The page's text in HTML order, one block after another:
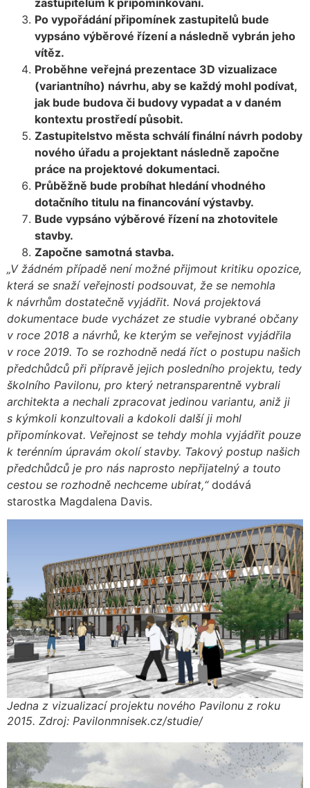
Po vypořádání připomínek zastupitelů bude
vypsáno výběrové řízení a následně vybrán jeho
vítěz.
Proběhne veřejná prezentace 3D vizualizace
(variantního) návrhu, aby se každý mohl podívat,
jak bude budova či budovy vypadat a v daném
kontextu prostředí působit.
Zastupitelstvo města schválí finální návrh podoby
nového úřadu a projektant následně započne
práce na projektové dokumentaci.
Průběžně bude probíhat hledání vhodného
dotačního titulu na financování výstavby.
Bude vypsáno výběrové řízení na zhotovitele
stavby.
Započne samotná stavba.
„V žádném případě není možné přijmout kritiku opozice,
která se snaží veřejnosti podsouvat, že se nemohla
k návrhům dostatečně vyjádřit. Nová projektová
dokumentace bude vycházet ze studie vybrané občany
v roce 2018 a návrhů, ke kterým se veřejnost vyjádřila
v roce 2019. To se rozhodně nedá říct o postupu našich
předchůdců při přípravě jejich posledního projektu, tedy
školního Pavilonu, pro který netransparentně vybrali
architekta a nechali zpracovat jedinou variantu, aniž ji
s kýmkoli konzultovali a kdokoli další ji mohl
připomínkovat. Veřejnost se tehdy mohla vyjádřit pouze
k terénním úpravám okolí stavby. Takový postup našich
předchůdců je pro nás naprosto nepřijatelný a touto
cestou se rozhodně nechceme ubírat,“dodává
starostka Magdalena Davis.
Jedna z vizualizací projektu nového Pavilonu z roku
2015. Zdroj: Pavilonmnisek.cz/studie/